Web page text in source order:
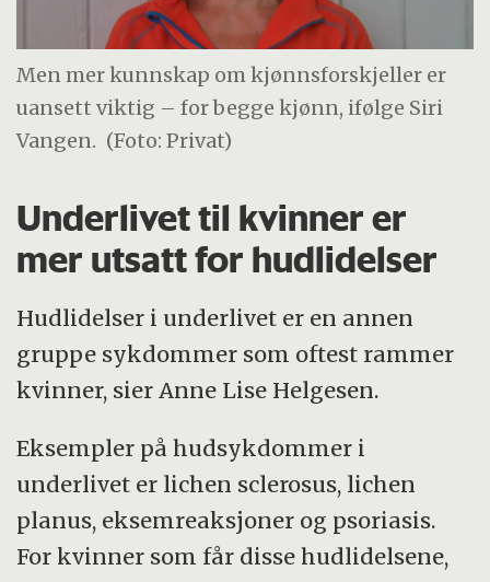
Men mer kunnskap om kjønnsforskjeller er
uansett viktig – for begge kjønn, ifølge Siri
Vangen. (Foto: Privat)
Underlivet til kvinner er
mer utsatt for hudlidelser
Hudlidelser i underlivet er en annen
gruppe sykdommer som oftest rammer
kvinner, sier Anne Lise Helgesen.
Eksempler på hudsykdommer i
underlivet er lichen sclerosus, lichen
planus, eksemreaksjoner og psoriasis.
For kvinner som får disse hudlidelsene,